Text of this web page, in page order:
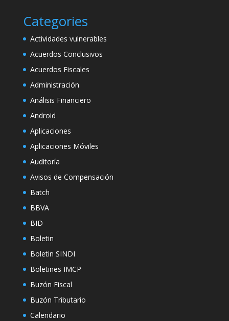
Categories
Actividades vulnerables
Acuerdos Conclusivos
Acuerdos Fiscales
Administración
Análisis Financiero
Android
Aplicaciones
Aplicaciones Móviles
Auditoría
Avisos de Compensación
Batch
BBVA
BID
Boletin
Boletin SINDI
Boletines IMCP
Buzón Fiscal
Buzón Tributario
Calendario